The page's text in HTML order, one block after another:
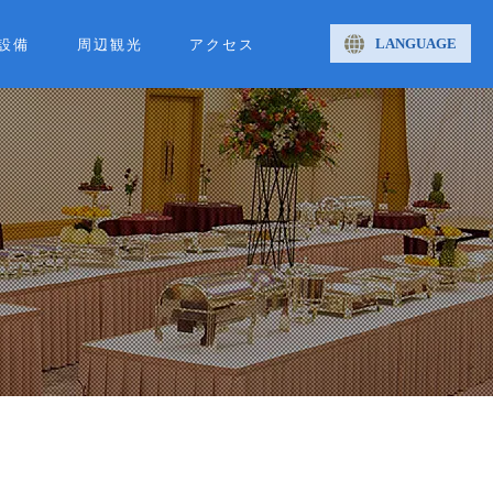
備 周辺観光 アクセス LANGUAGE